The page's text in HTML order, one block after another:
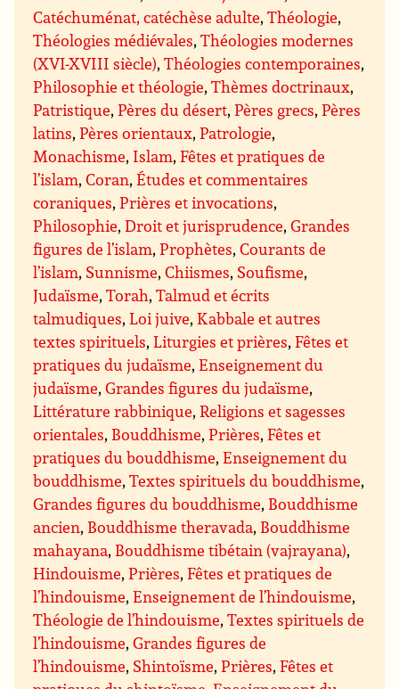
Catéchuménat, catéchèse adulte,Théologie,
Théologies médiévales,Théologies modernes
(XVI-XVIII siècle),Théologies contemporaines,
Philosophie et théologie,Thèmes doctrinaux,
Patristique,Pères du désert,Pères grecs,Pères
latins,Pères orientaux,Patrologie,
Monachisme, Islam,Fêtes et pratiques de
l’islam,Coran,Études et commentaires
coraniques,Prières et invocations,
Philosophie,Droit et jurisprudence,Grandes
figures de l’islam,Prophètes,Courants de
l’islam, Sunnisme,Chiismes, Soufisme,
Judaïsme,Torah,Talmud et écrits
talmudiques,Loi juive,Kabbale et autres
textes spirituels,Liturgies et prières,Fêtes et
pratiques du judaïsme,Enseignement du
judaïsme,Grandes figures du judaïsme,
Littérature rabbinique,Religions et sagesses
orientales, Bouddhisme,Prières,Fêtes et
pratiques du bouddhisme,Enseignement du
bouddhisme,Textes spirituels du bouddhisme,
Grandes figures du bouddhisme, Bouddhisme
ancien, Bouddhisme theravada, Bouddhisme
mahayana, Bouddhisme tibétain (vajrayana),
Hindouisme,Prières,Fêtes et pratiques de
l’hindouisme,Enseignement de l’hindouisme,
Théologie de l’hindouisme,Textes spirituels de
l’hindouisme,Grandes figures de
l’hindouisme, Shintoïsme,Prières,Fêtes et